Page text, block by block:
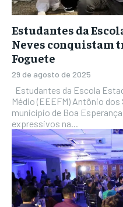
Estudantes da
Neves conquistam
Foguete
29 de agosto de 2025
Médio (EEEFM) Antônio
município de Boa
expressivos na...